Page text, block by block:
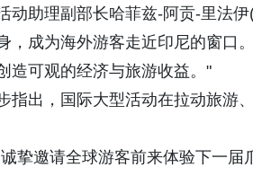
动助理副部长哈菲兹-阿贡-里法
，成为海外游客走近印尼的窗口
造可观的经济与旅游收益。"
指出，国际大型活动在拉动旅游
挚邀请全球游客前来体验下一